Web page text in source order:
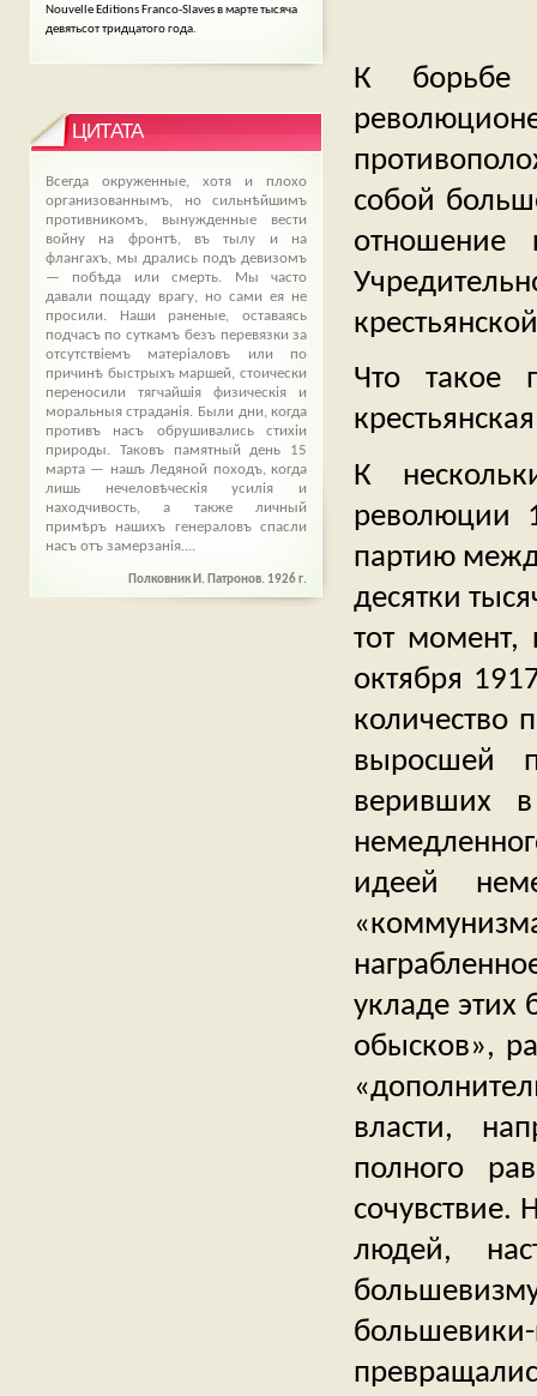
К борьбе
собой
отношение
Что такое
К
революции
партию
десятки
тот момент,
октября
количество
выросшей
веривших
идеей
укладе этих
обысков»,
власти,
полного
людей,
Nouvеllе Editions Franco-Slаves в марте тысяча
девятьсот тридцатого года.
ЦИТАТА
Всегда окруженные, хотя и плохо
организованнымъ, но сильнѣйшимъ
противникомъ, вынужденные вести
войну на фронтѣ, въ тылу и на
флангахъ, мы дрались подъ девизомъ
— побѣда или смерть. Мы часто
давали пощаду врагу, но сами ея не
просили. Наши раненые, оставаясь
подчасъ по суткамъ безъ перевязки за
отсутствіемъ матеріаловъ или по
причинѣ быстрыхъ маршей, стоически
переносили тягчайшія физическія и
моральныя страданія. Были дни, когда
противъ насъ обрушивались стихіи
природы. Таковъ памятный день 15
марта — нашъ Ледяной походъ, когда
лишь нечеловѣческія усилія и
находчивость, а также личный
примѣръ нашихъ генераловъ спасли
насъ отъ замерзанія....
Полковник И. Патронов. 1926 г.